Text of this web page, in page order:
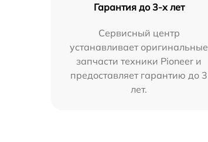
Гарантия до 3-х лет
Сервисный центр
устанавливает оригинальные
запчасти техники Pioneer и
предоставляет гарантию до 3
лет.